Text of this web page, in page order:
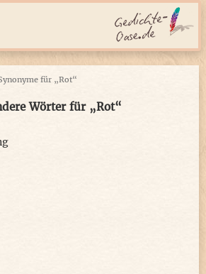
für „Rot“
Wörter für „Rot“